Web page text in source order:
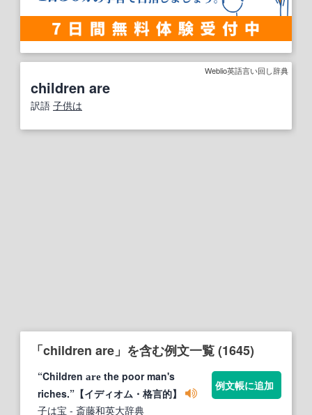
Weblio英語言い回し辞典
children are
訳語 子供は
「children are」を含む例文一覧 (1645)
“Children are the poor man's
riches.”【イディオム・格言的】
子は宝 - 斎藤和英大辞典
例文帳に追加